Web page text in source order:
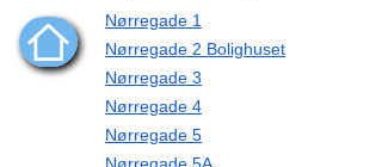
Nørregade 1
Nørregade 2 Bolighuset
Nørregade 3
Nørregade 4
Nørregade 5